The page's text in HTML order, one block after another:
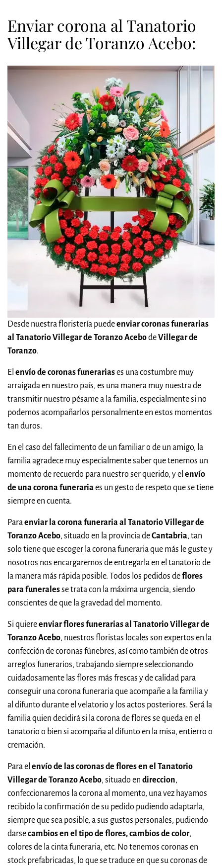
Enviar corona al Tanatorio
Villegar de Toranzo Acebo:
Desde nuestra floristería puedeenviar coronas funerarias
al Tanatorio Villegar de Toranzo AcebodeVillegar de
Toranzo.
El envío de coronas funerariases una costumbre muy
arraigada en nuestro país, es una manera muy nuestra de
transmitir nuestro pésame a la familia, especialmente si no
podemos acompañarlos personalmente en estos momentos
tan duros.
En el caso del fallecimento de un familiar o de un amigo, la
familia agradece muy especialmente saber que tenemos un
momento de recuerdo para nuestro ser querido, y el envío
de una corona funerariaes un gesto de respeto que se tiene
siempre en cuenta.
Paraenviar la corona funeraria al Tanatorio Villegar de
Toranzo Acebo, situado en la provincia deCantabria, tan
solo tiene que escoger la corona funeraria que más le guste y
nosotros nos encargaremos de entregarla en el tanatorio de
la manera más rápida posible. Todos los pedidos deflores
para funeralesse trata con la máxima urgencia, siendo
conscientes de que la gravedad del momento.
Si quiereenviar flores funerarias al Tanatorio Villegar de
Toranzo Acebo, nuestros floristas locales son expertos en la
confección de coronas fúnebres, así como también de otros
arreglos funerarios, trabajando siempre seleccionando
cuidadosamente las flores más frescas y de calidad para
conseguir una corona funeraria que acompañe a la familia y
al difunto durante el velatorio y los actos posteriores. Será la
familia quien decidirá si la corona de flores se queda en el
tanatorio o bien si acompaña al difunto en la misa, entierro o
cremación.
Para el envío de las coronas de flores en el Tanatorio
Villegar de Toranzo Acebo, situado en direccion,
confeccionaremos la corona al momento, una vez hayamos
recibido la confirmación de su pedido pudiendo adaptarla,
siempre que sea posible, a sus gustos personales, pudiendo
darsecambios en el tipo de flores, cambios de color,
colores de la cinta funeraria, etc. No tenemos coronas en
stock prefabricadas, lo que se traduce en que su coronas de